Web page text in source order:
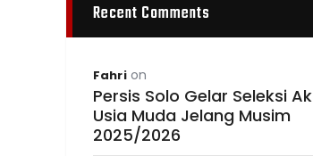
Recent Comments
Fahrion
Persis Solo Gelar Seleksi
Usia Muda Jelang Musim
2025/2026